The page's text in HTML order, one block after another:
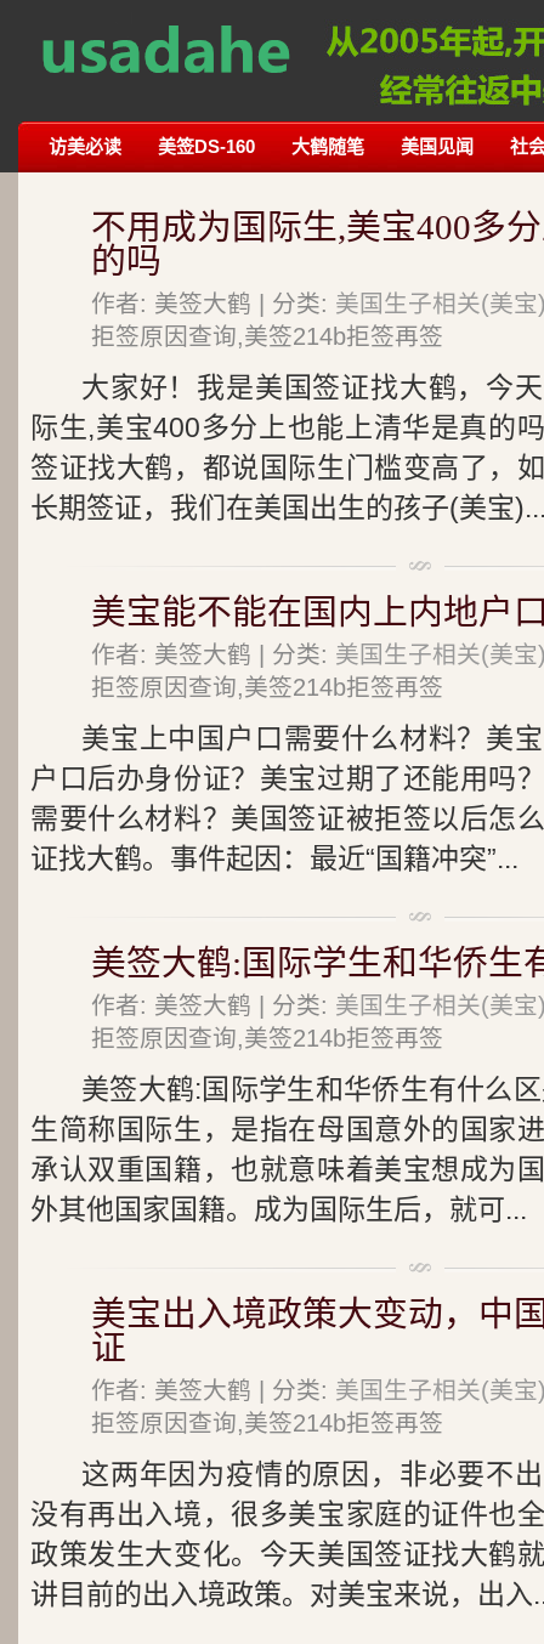
访美必读 美签DS-160 大鹤随笔 美国见闻 社
不用成为国际生,美宝400多
的吗
作者: 美签大鹤 | 分类: 美国生子相关(美宝
拒签原因查询,美签214b拒签再签
大家好！我是美国签证找大鹤，今
际生,美宝400多分上也能上清华是真的
签证找大鹤，都说国际生门槛变高了，
长期签证，我们在美国出生的孩子(美宝
美宝能不能在国内上内地户
作者: 美签大鹤 | 分类: 美国生子相关(美宝
拒签原因查询,美签214b拒签再签
美宝上中国户口需要什么材料？美
户口后办身份证？美宝过期了还能用吗
需要什么材料？美国签证被拒签以后怎
证找大鹤。事件起因：最近“国籍冲突”...
美签大鹤:国际学生和华侨生
作者: 美签大鹤 | 分类: 美国生子相关(美宝
拒签原因查询,美签214b拒签再签
美签大鹤:国际学生和华侨生有什么
生简称国际生，是指在母国意外的国家
承认双重国籍，也就意味着美宝想成为
外其他国家国籍。成为国际生后，就可...
美宝出入境政策大变动，中
证
作者: 美签大鹤 | 分类: 美国生子相关(美宝
拒签原因查询,美签214b拒签再签
这两年因为疫情的原因，非必要不
没有再出入境，很多美宝家庭的证件也
政策发生大变化。今天美国签证找大鹤
讲目前的出入境政策。对美宝来说，出入